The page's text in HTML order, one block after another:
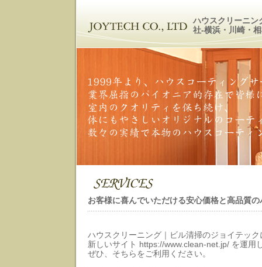
ハウスクリーニン
社-横浜・川崎・
お客様に喜んでいただける安心価格と高品質
ハウスクリーニング｜ビル清掃のジョイテッ
新しいサイト https://www.clean-net.jp/ を運用
ぜひ、そちらをご利用ください。